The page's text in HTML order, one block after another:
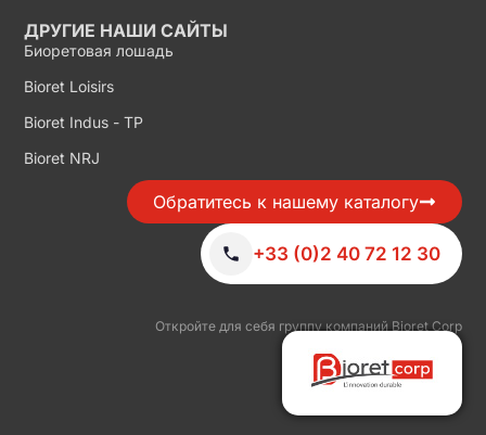
ДРУГИЕ НАШИ САЙТЫ
Биоретовая лошадь
Bioret Loisirs
Bioret Indus - TP
Bioret NRJ
Обратитесь к нашему каталогу
+33 (0)2 40 72 12 30
Откройте для себя группу компаний Bioret Corp